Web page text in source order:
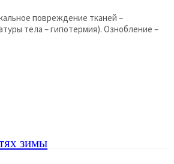
повреждение тканей –
гипотермия). Ознобление –
зимы